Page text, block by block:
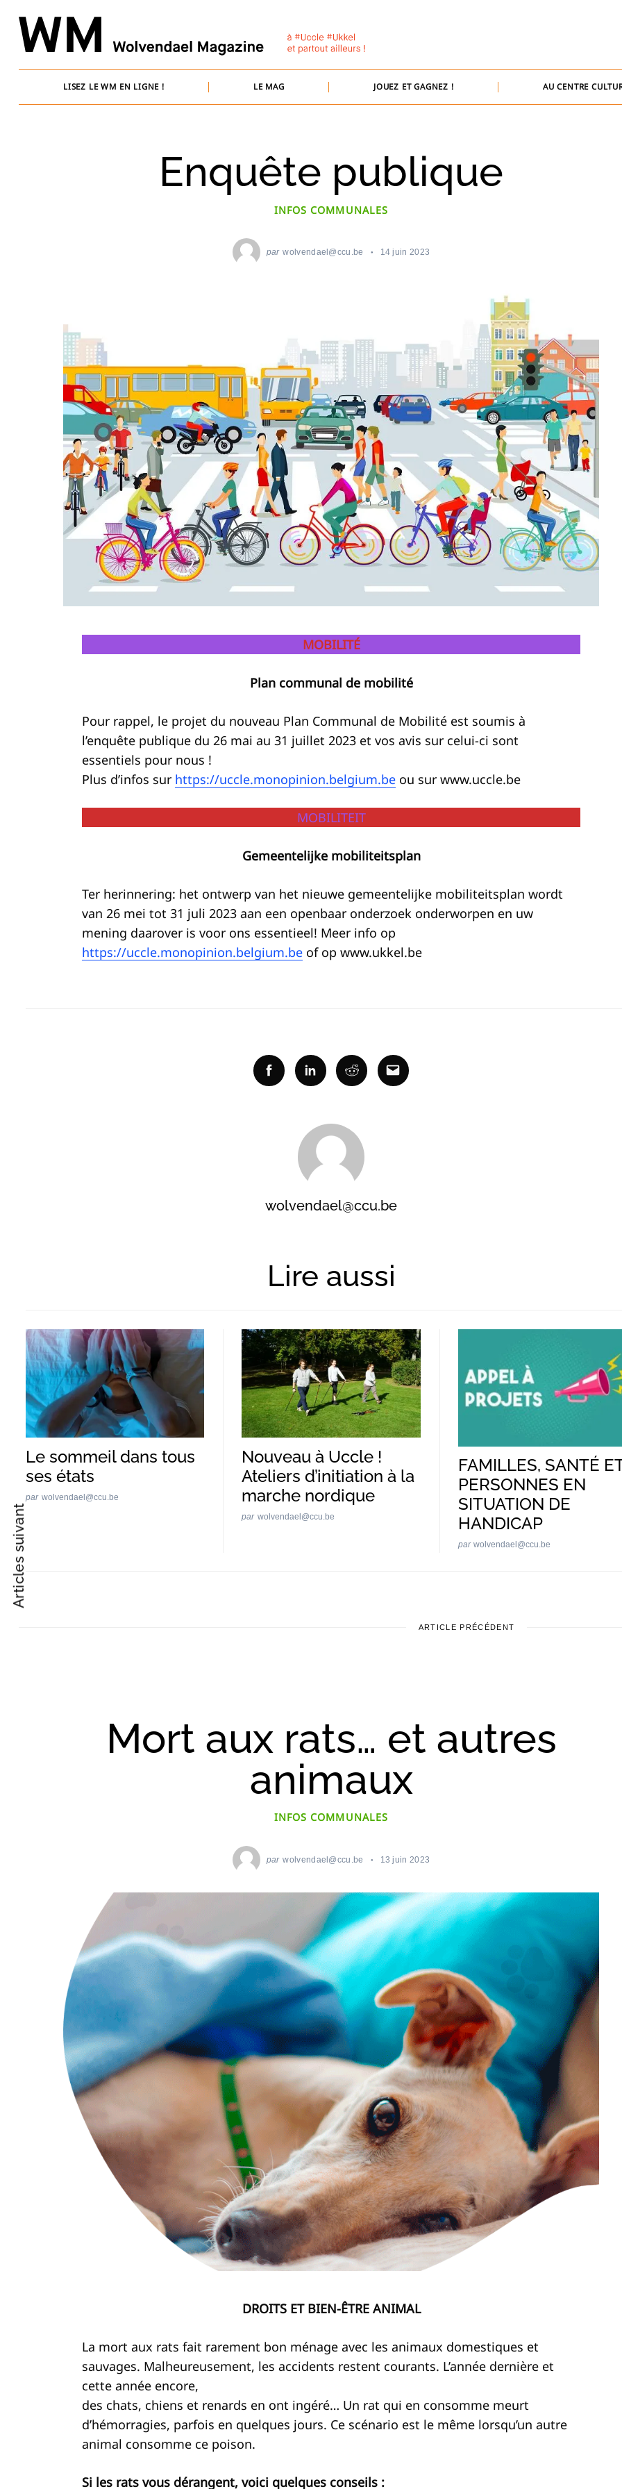
content
LISEZ LE WM EN LIGNE ! LE MAG JOUEZ ET GAGNEZ ! AU CENTRE
Enquête publique
INFOS COMMUNALES
par wolvendael@ccu.be 14 juin 2023
MOBILITÉ
Plan communal de mobilité
Pour rappel, le projet du nouveau Plan Communal de Mobilité est soumis à
l’enquête publique du 26 mai au 31 juillet 2023 et vos avis sur celui-ci sont
essentiels pour nous !
Plus d’infos sur https://uccle.monopinion.belgium.beou sur www.uccle.be
MOBILITEIT
Gemeentelijke mobiliteitsplan
Ter herinnering: het ontwerp van het nieuwe gemeentelijke mobiliteitsplan wordt
van 26 mei tot 31 juli 2023 aan een openbaar onderzoek onderworpen en uw
mening daarover is voor ons essentieel! Meer info op
https://uccle.monopinion.belgium.beof op www.ukkel.be
FacebookLinkedinRedditEmail
wolvendael@ccu.be
Lire aussi
Le sommeil dans tous
ses états
par wolvendael@ccu.be
Nouveau à Uccle !
Ateliers d’initiation à la
marche nordique
par wolvendael@ccu.be
FAMILLES, SANTÉ
PERSONNES EN
SITUATION DE
HANDICAP
par wolvendael@ccu.be
Post
Navigation
Articles suivant
ARTICLE PRÉCÉDENT
Mort aux rats… et autres
animaux
INFOS COMMUNALES
par wolvendael@ccu.be 13 juin 2023
DROITS ET BIEN-ÊTRE ANIMAL
La mort aux rats fait rarement bon ménage avec les animaux domestiques et
sauvages. Malheureusement, les accidents restent courants. L’année dernière et
cette année encore,
des chats, chiens et renards en ont ingéré… Un rat qui en consomme meurt
d’hémorragies, parfois en quelques jours. Ce scénario est le même lorsqu’un autre
animal consomme ce poison.
Si les rats vous dérangent, voici quelques conseils :